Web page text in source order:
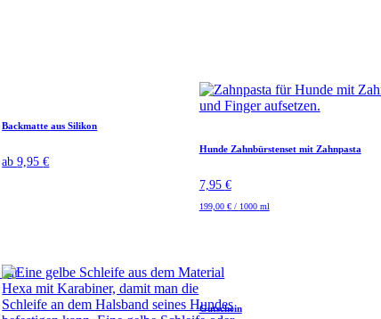
Backmatte aus Silikon
ab9,95€
Hunde Zahnbürstenset mit Zahnpasta
7,95 €
199,00 €/ 1000 ml
Gutschein